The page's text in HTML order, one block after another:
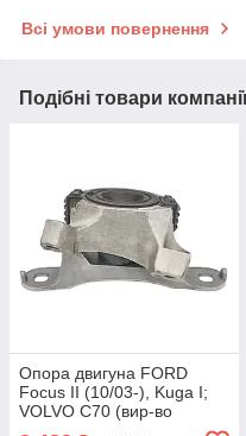
Всі умови повернення
Подібні товари
Опора двигуна FORD
Focus II (10/03-), Kuga I;
VOLVO C70 (вир-во